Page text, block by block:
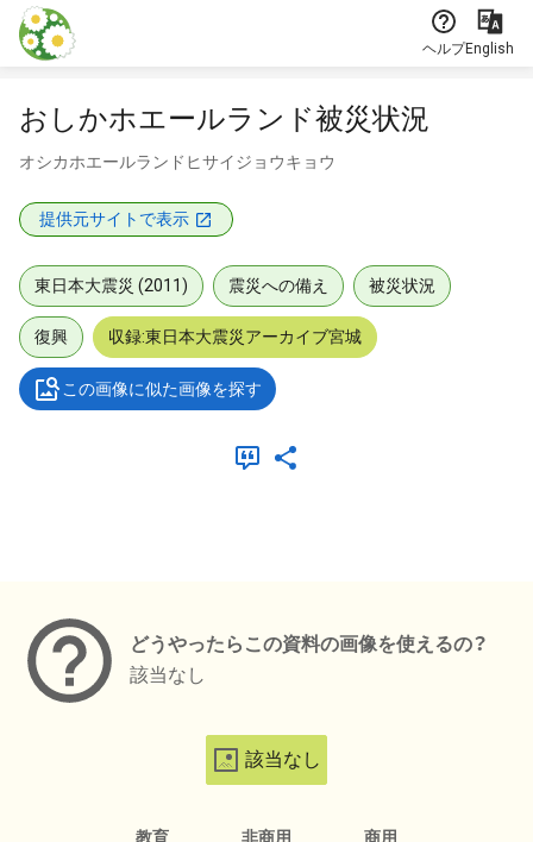
本文に飛ぶ
ヘルプEnglish
おしかホエールランド被災状況
オシカホエールランドヒサイジョウキョウ
提供元サイトで表示
東日本大震災 (2011) 震災への備え 被災状況
復興 収録:東日本大震災アーカイブ宮城
この画像に似た画像を探す
どうやったらこの資料の画像を使えるの？
該当なし
該当なし
教育 非商用 商用